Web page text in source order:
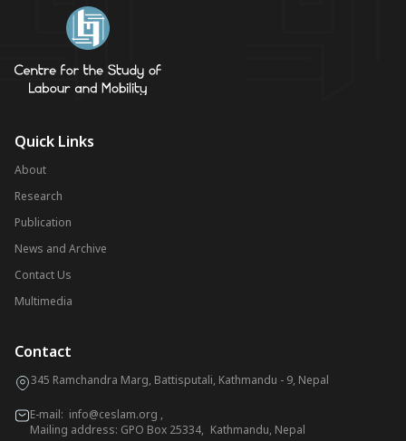
Quick Links
About
Research
Publication
News and Archive
Contact Us
Multimedia
Contact
345 Ramchandra Marg, Battisputali, Kathmandu - 9, Nepal
E-mail: info@ceslam.org ,
Mailing address: GPO Box 25334, Kathmandu, Nepal